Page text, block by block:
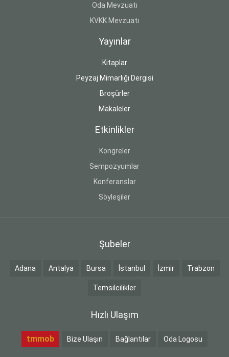
Oda Mevzuatı
KVKK Mevzuatı
Yayınlar
Kitaplar
Peyzaj Mimarlığı Dergisi
Broşürler
Makaleler
Etkinlikler
Kongreler
Sempozyumlar
Konferanslar
Söyleşiler
Şubeler
Adana Antalya Bursa İstanbul İzmir Trabzon
Temsilcilikler
Hızlı Ulaşım
tmmob Bize Ulaşın Bağlantılar Oda Logosu